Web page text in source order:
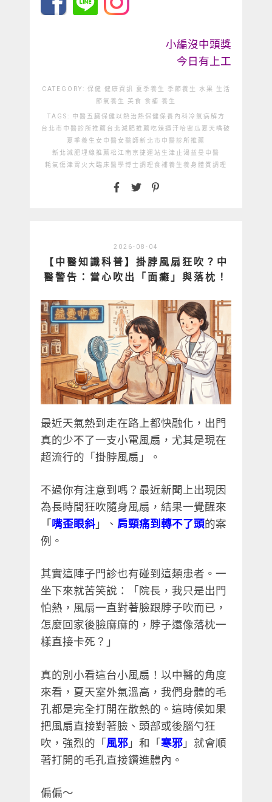
小編沒中頭獎
今日有上工
CATEGORY: 保健 健康資訊 夏季養生 季節養生 水果
生活
節氣養生
美食 食補 養生
TAGS: 中醫 五臟保健 以熱治熱保健保養 內科 冷氣病解方
台北市中醫診所推薦 台北減肥推薦 吃辣逼汗 哈密瓜 夏天嘴破
夏季養生 女中醫 女醫師 新北市中醫診所推薦
新北減肥埋線推薦 松江南京捷運站 生津止渴 益曼中醫
耗氣傷津 胃火大 臨床醫學博士調理 食補 養生 養身 體質調理
2026-08-04
【中醫知識科普】掛脖風扇狂吹？中
醫警告：當心吹出「面癱」與落枕！
最近天氣熱到走在路上都快融化，出門
真的少不了一支小電風扇，尤其是現在
超流行的「掛脖風扇」。
不過你有注意到嗎？最近新聞上出現因
為長時間狂吹隨身風扇，結果一覺醒來
「嘴歪眼斜」、 肩頸痛到轉不了頭的案
例。
其實這陣子門診也有碰到這類患者。一
坐下來就苦笑說：「院長，我只是出門
怕熱，風扇一直對著臉跟脖子吹而已，
怎麼回家後臉麻麻的，脖子還像落枕一
樣直接卡死？」
真的別小看這台小風扇！以中醫的角度
來看，夏天室外氣溫高，我們身體的毛
孔都是完全打開在散熱的。這時候如果
把風扇直接對著臉、頭部或後腦勺狂
吹，強烈的「風邪」和「寒邪」就會順
著打開的毛孔直接鑽進體內。
偏偏～